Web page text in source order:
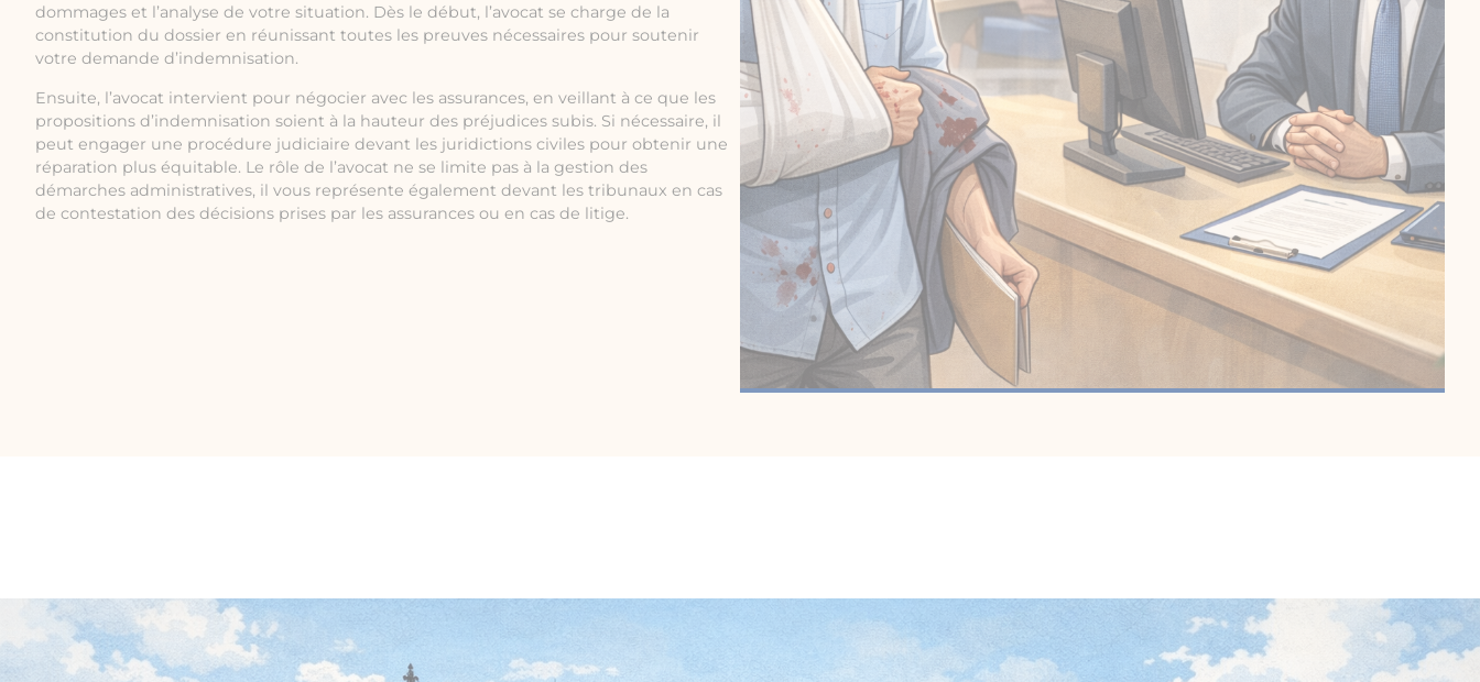
dommages et l’analyse de votre situation. Dès le début, l’avocat se charge de la
constitution du dossier en réunissant toutes les preuves nécessaires pour soutenir
votre demande d’indemnisation.
Ensuite, l’avocat intervient pour négocier avec les assurances, en veillant à ce que les
propositions d’indemnisation soient à la hauteur des préjudices subis. Si nécessaire, il
peut engager une procédure judiciaire devant les juridictions civiles pour obtenir une
réparation plus équitable. Le rôle de l’avocat ne se limite pas à la gestion des
démarches administratives, il vous représente également devant les tribunaux en cas
de contestation des décisions prises par les assurances ou en cas de litige.